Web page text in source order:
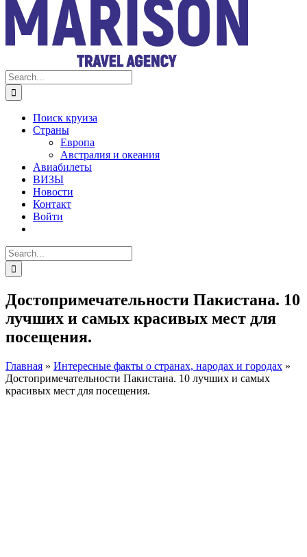
Search
for:
Поиск круиза
Страны
Европа
Австралия и океания
Авиабилеты
ВИЗЫ
Новости
Контакт
Войти
Search
for:
Достопримечательности Пакистана. 10
лучших и самых красивых мест для
посещения.
Главная » Интересные факты о странах, народах и городах »
Достопримечательности Пакистана. 10 лучших и самых
красивых мест для посещения.